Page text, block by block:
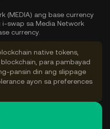
(MEDIA) ang base currency
i-swap sa Media Network
currency.
native tokens,
para pambayad
pansin din ang slippage
ayon sa preferences